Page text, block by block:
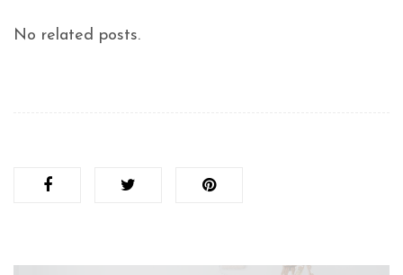
No related posts.